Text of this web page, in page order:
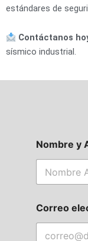
estándares de
Contáctanos
sísmico industrial.
Nombre y
Correo